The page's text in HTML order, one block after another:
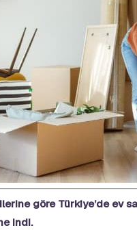
göre Türkiye’de ev
indi.